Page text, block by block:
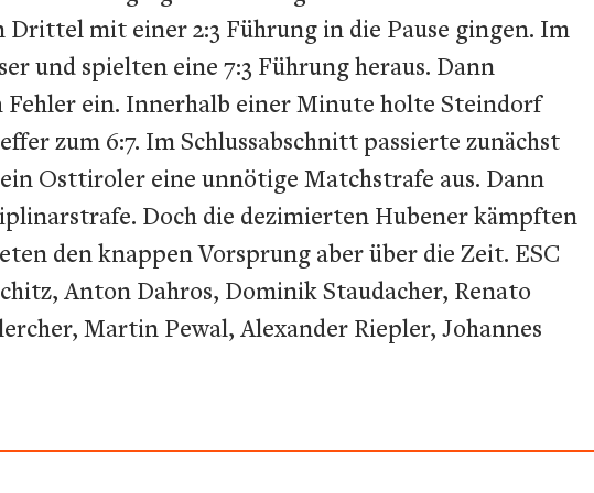
mit einer 2:3 Führung in die Pause gingen. Im
und spielten eine 7:3 Führung heraus. Dann
Fehler ein. Innerhalb einer Minute holte Steindorf
zum 6:7. Im Schlussabschnitt passierte zunächst
Osttiroler eine unnötige Matchstrafe aus. Dann
Doch die dezimierten Hubener kämpften
den knappen Vorsprung aber über die Zeit. ESC
Anton Dahros, Dominik Staudacher, Renato
Martin Pewal, Alexander Riepler, Johannes